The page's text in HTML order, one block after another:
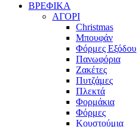
ΒΡΕΦΙΚΑ
ΑΓΟΡΙ
Christmas
Μπουφάν
Φόρμες Εξόδου
Πανωφόρια
Ζακέτες
Πυτζάμες
Πλεκτά
Φορμάκια
Φόρμες
Κουστούμια